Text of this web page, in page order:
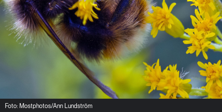
Livsstil & konsumtion
Mat & jordbruk
Social hållbarhet
Transport
Klimat
252 ARTIKLAR
Landsbygd
Livsstil & konsumtion
Foto: Mostphotos/Ann Lundström